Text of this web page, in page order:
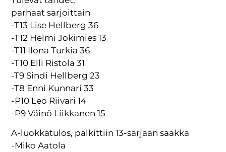
parhaat sarjoittain
-T13 Lise Hellberg 36
-T12 Helmi Jokimies 13
-T11 Ilona Turkia 36
-T10 Elli Ristola 31
-T9 Sindi Hellberg 23
-T8 Enni Kunnari 33
-P10 Leo Riivari 14
-P9 Väinö Liikkanen 15
A-luokkatulos, palkittiin 13-sarjaan saakka
-Miko Aatola